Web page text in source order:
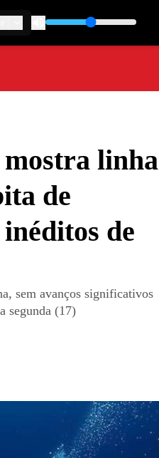
linha
de
de
sem avanços significativos
segunda (17)